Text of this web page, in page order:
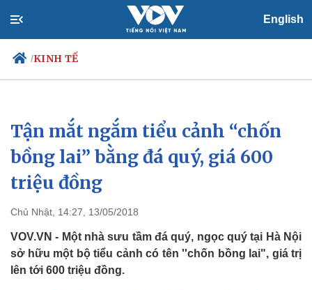
English
/KINH TẾ
Chính trị
Đảng
Tổ chức nhân sự
Quốc hội
Nhận diện sự thật
Xã hội
Tin 24h
Dự báo thời tiết
Tận mắt ngắm tiểu cảnh “chốn
bồng lai” bằng đá quý, giá 600
triệu đồng
Chủ Nhật, 14:27, 13/05/2018
VOV.VN - Một nhà sưu tầm đá quý, ngọc quý tại Hà Nội
sở hữu một bộ tiểu cảnh có tên ''chốn bồng lai", giá trị
lên tới 600 triệu đồng.